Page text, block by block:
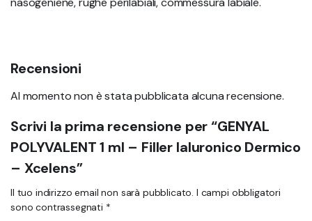
Recensioni
Al momento non è stata pubblicata alcuna recensione.
Scrivi la prima recensione per “GENYAL
POLYVALENT 1 ml – Filler Ialuronico Dermico
– Xcelens”
Il tuo indirizzo email non sarà pubblicato. I campi obbligatori
sono contrassegnati *